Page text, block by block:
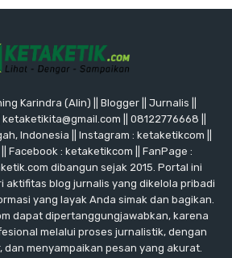
Karindra (Alin) || Blogger || Jurnalis ||
|| 08122776668 ||
Indonesia || Instagram : ketaketikcom ||
Facebook : ketaketikcom || FanPage :
dibangun sejak 2015. Portal ini
aktifitas blog jurnalis yang dikelola pribadi
yang layak Anda simak dan bagikan.
dapat dipertanggungjawabkan, karena
melalui proses jurnalistik, dengan
dan menyampaikan pesan yang akurat.